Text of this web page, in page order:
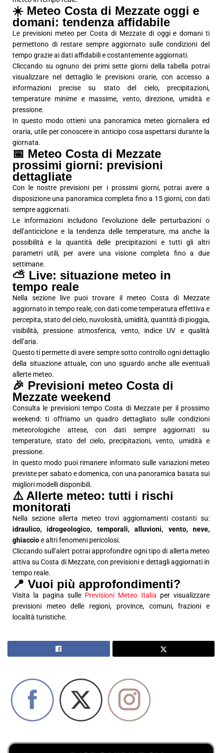
☀️ Meteo Costa di Mezzate oggi e
domani: tendenza affidabile
Le previsioni meteo per Costa di Mezzate di oggi e domani ti
permettono di restare sempre aggiornato sulle condizioni del
tempo grazie ai dati affidabili e costantemente aggiornati.
Cliccando su ognuno dei primi sette giorni della tabella potrai
visualizzare nel dettaglio le previsioni orarie, con accesso a
informazioni precise su stato del cielo, precipitazioni,
temperature minime e massime, vento, direzione, umidità e
pressione.
In questo modo ottieni una panoramica meteo giornaliera ed
oraria, utile per conoscere in anticipo cosa aspettarsi durante la
giornata.
📅 Meteo Costa di Mezzate
prossimi giorni: previsioni
dettagliate
Con le nostre previsioni per i prossimi giorni, potrai avere a
disposizione una panoramica completa fino a 15 giorni, con dati
sempre aggiornati.
Le informazioni includono l’evoluzione delle perturbazioni o
dell’anticiclone e la tendenza delle temperature, ma anche la
possibilità e la quantità delle precipitazioni e tutti gli altri
parametri utili, per avere una visione completa fino a due
settimane.
⛅ Live: situazione meteo in
tempo reale
Nella sezione live puoi trovare il meteo Costa di Mezzate
aggiornato in tempo reale, con dati come temperatura effettiva e
percepita, stato del cielo, nuvolosità, umidità, quantità di pioggia,
visibilità, pressione atmosferica, vento, indice UV e qualità
dell’aria.
Questo ti permette di avere sempre sotto controllo ogni dettaglio
della situazione attuale, con uno sguardo anche alle eventuali
allerte meteo.
🎉 Previsioni meteo Costa di
Mezzate weekend
Consulta le previsioni tempo Costa di Mezzate per il prossimo
weekend: ti offriamo un quadro dettagliato sulle condizioni
meteorologiche attese, con dati sempre aggiornati su
temperature, stato del cielo, precipitazioni, vento, umidità e
pressione.
In questo modo puoi rimanere informato sulle variazioni meteo
previste per sabato e domenica, con una panoramica basata sui
migliori modelli disponibili.
⚠️ Allerte meteo: tutti i rischi
monitorati
Nella sezione allerta meteo trovi aggiornamenti costanti su:
idraulico, idrogeologico, temporali, alluvioni, vento, neve,
ghiaccioe altri fenomeni pericolosi.
Cliccando sull’alert potrai approfondire ogni tipo di allerta meteo
attiva su Costa di Mezzate, con previsioni e dettagli aggiornati in
tempo reale.
📍 Vuoi più approfondimenti?
Visita la pagina sulle Previsioni Meteo Italia per visualizzare
previsioni meteo delle regioni, province, comuni, frazioni e
località turistiche.